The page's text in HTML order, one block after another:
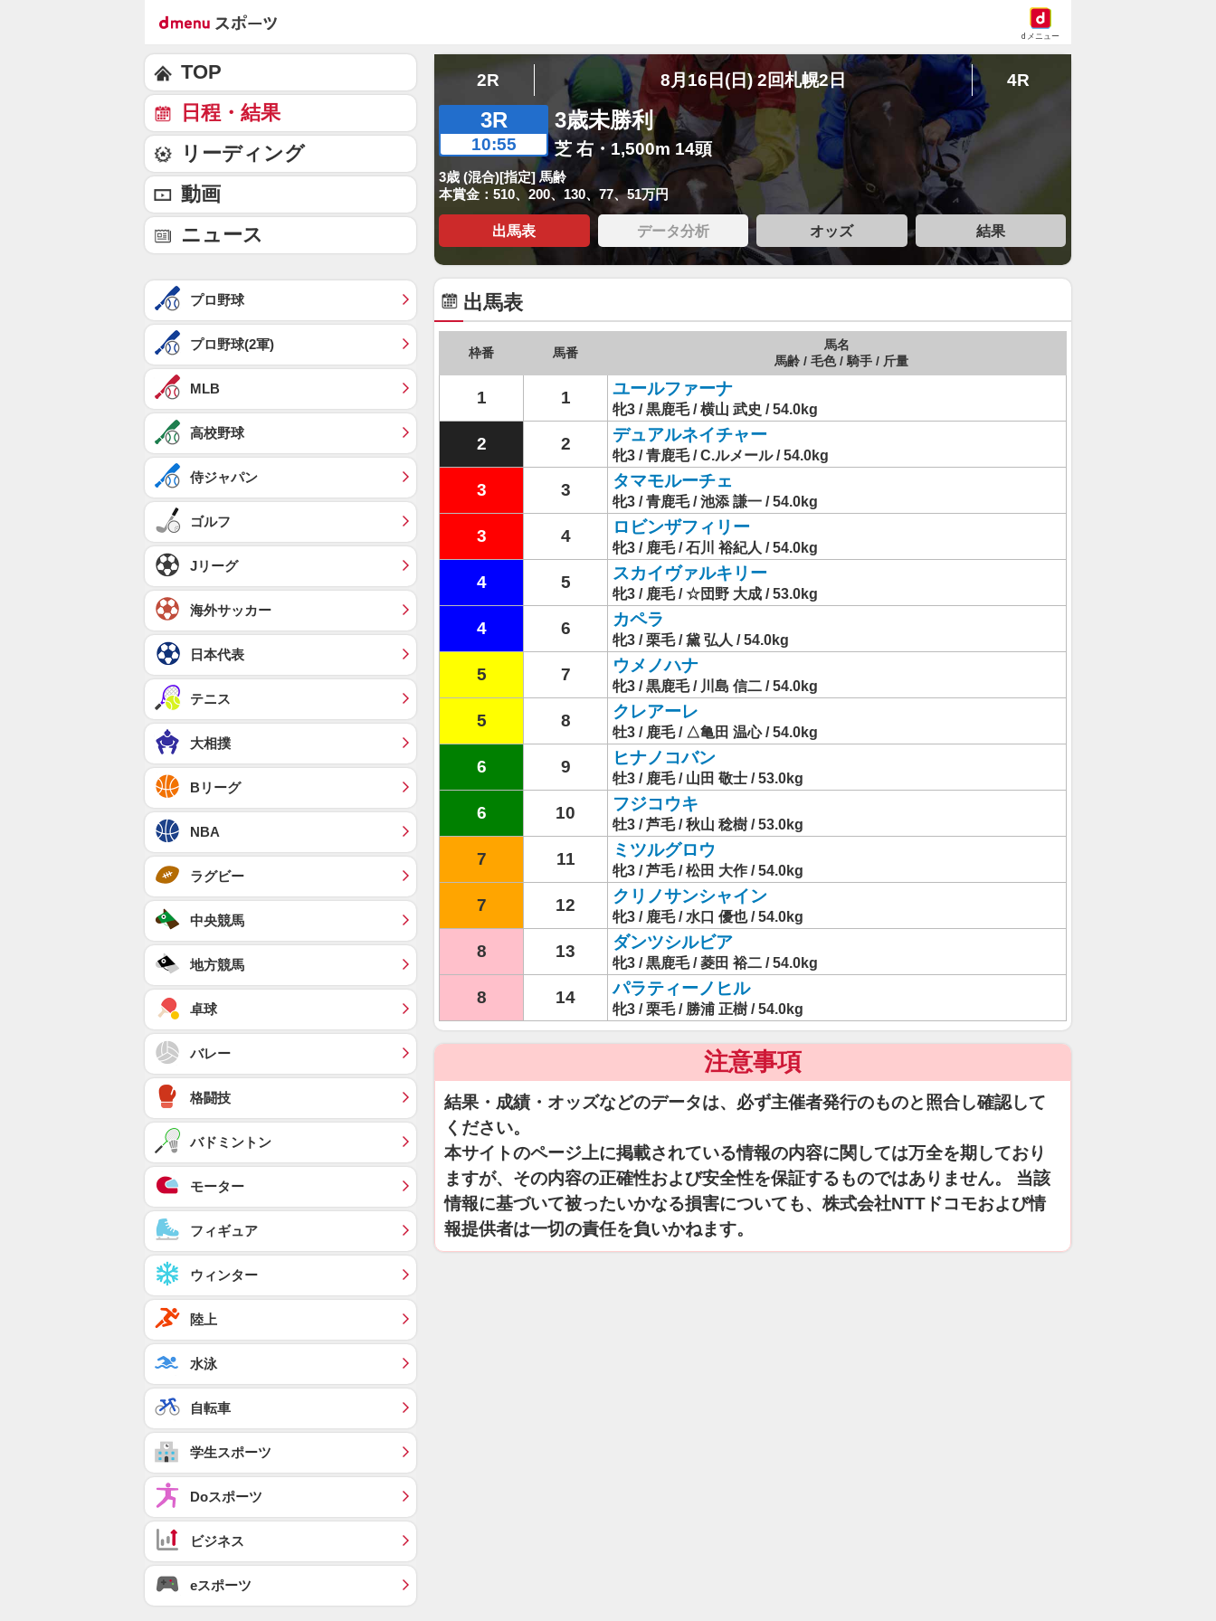
dメニュー
2R 8月16日(日) 2回札幌2日 4R
3R
10:55
3歳未勝利
芝 右・1,500m 14頭
3歳 (混合)[指定] 馬齢
本賞金：510、200、130、77、51万円
出馬表 データ分析 オッズ 結果
出馬表
枠番 馬番
馬名
馬齢 / 毛色 / 騎手 / 斤量
1 1 ユールファーナ
牝3 / 黒鹿毛 / 横山 武史 / 54.0kg
2 2 デュアルネイチャー
牝3 / 青鹿毛 / C.ルメール / 54.0kg
3 3 タマモルーチェ
牝3 / 青鹿毛 / 池添 謙一 / 54.0kg
3 4 ロビンザフィリー
牝3 / 鹿毛 / 石川 裕紀人 / 54.0kg
4 5 スカイヴァルキリー
牝3 / 鹿毛 / ☆団野 大成 / 53.0kg
4 6 カペラ
牝3 / 栗毛 / 黛 弘人 / 54.0kg
5 7 ウメノハナ
牝3 / 黒鹿毛 / 川島 信二 / 54.0kg
5 8 クレアーレ
牡3 / 鹿毛 / △亀田 温心 / 54.0kg
6 9 ヒナノコバン
牡3 / 鹿毛 / 山田 敬士 / 53.0kg
6 10 フジコウキ
牡3 / 芦毛 / 秋山 稔樹 / 53.0kg
7 11 ミツルグロウ
牝3 / 芦毛 / 松田 大作 / 54.0kg
7 12 クリノサンシャイン
牝3 / 鹿毛 / 水口 優也 / 54.0kg
8 13 ダンツシルビア
牝3 / 黒鹿毛 / 菱田 裕二 / 54.0kg
8 14 パラティーノヒル
牝3 / 栗毛 / 勝浦 正樹 / 54.0kg
注意事項
結果・成績・オッズなどのデータは、必ず主催者発行のものと照合し確認して
ください。
本サイトのページ上に掲載されている情報の内容に関しては万全を期しており
ますが、その内容の正確性および安全性を保証するものではありません。 当該
情報に基づいて被ったいかなる損害についても、株式会社NTTドコモおよび情
報提供者は一切の責任を負いかねます。
TOP
日程・結果
リーディング
動画
ニュース
プロ野球
プロ野球(2軍)
MLB
高校野球
侍ジャパン
ゴルフ
Jリーグ
海外サッカー
日本代表
テニス
大相撲
Bリーグ
NBA
ラグビー
中央競馬
地方競馬
卓球
バレー
格闘技
バドミントン
モーター
フィギュア
ウィンター
陸上
水泳
自転車
学生スポーツ
Doスポーツ
ビジネス
eスポーツ